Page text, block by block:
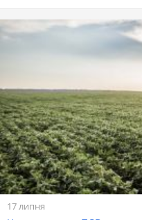
17 липня